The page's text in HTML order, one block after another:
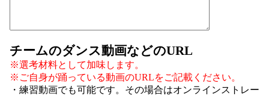
チームのダンス動画などのURL
※選考材料として加味します。
※ご自身が踊っている動画のURLをご記載ください。
・練習動画でも可能です。その場合はオンラインストレー